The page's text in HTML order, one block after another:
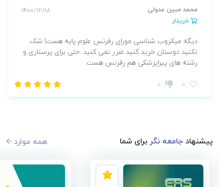
محمد مبین عدولی
خریدار
1400/12/18
دیگه میکروب شناسی مورای رفرنس علوم پایه هست! شک
نکنید دوستان خرید کنید ضرر نمی کنید. حتی برای پرستاری و
رشته های پیراپزشکی هم رفرنس هست
0
0
پیشنهادجامعه نگربرای شما همه موارد